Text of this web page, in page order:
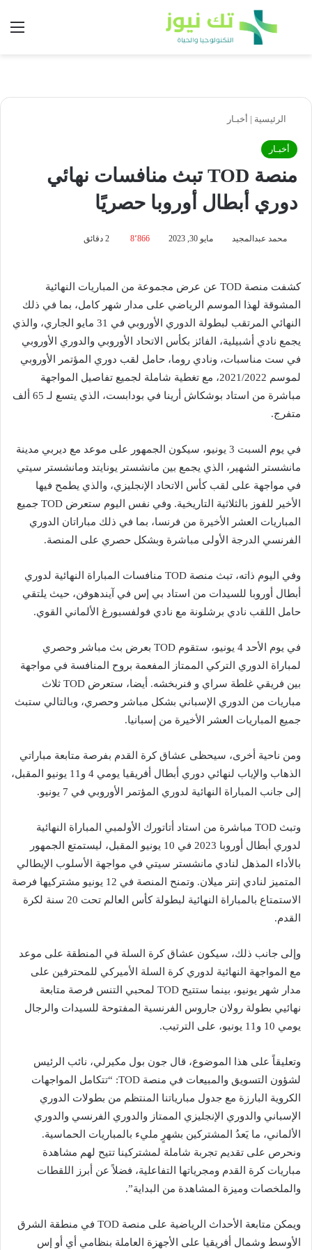
بحث عن
الرئيسية | أخبـار
أخبـار
منصة TOD تبث منافسات نهائي
دوري أبطال أوروبا حصريًا
محمد عبدالمجيد مايو 30, 2023 8٬866
كشفت منصة TOD عن عرض مجموعة من المباريات النهائية
المشوقة لهذا الموسم الرياضي على مدار شهر كامل، بما في ذلك
النهائي المرتقب لبطولة الدوري الأوروبي في 31 مايو الجاري، والذي
يجمع نادي أشبيلية، الفائز بكأس الاتحاد الأوروبي والدوري الأوروبي
في ست مناسبات، ونادي روما، حامل لقب دوري المؤتمر الأوروبي
لموسم 2021/2022، مع تغطية شاملة لجميع تفاصيل المواجهة
مباشرة من استاد بوشكاش أرينا في بودابست، الذي يتسع لـ 65 ألف
متفرج.
في يوم السبت 3 يونيو، سيكون الجمهور على موعد مع ديربي مدينة
مانشستر الشهير، الذي يجمع بين مانشستر يونايتد ومانشستر سيتي
في مواجهة على لقب كأس الاتحاد الإنجليزي، والذي يطمح فيها
الأخير للفوز بالثلاثية التاريخية. وفي نفس اليوم ستعرض TOD جميع
المباريات العشر الأخيرة من فرنسا، بما في ذلك مباراتان الدوري
الفرنسي الدرجة الأولى مباشرة وبشكل حصري على المنصة.
وفي اليوم ذاته، تبث منصة TOD منافسات المباراة النهائية لدوري
أبطال أوروبا للسيدات من استاد بي إس في آيندهوفن، حيث يلتقي
حامل اللقب نادي برشلونة مع نادي فولفسبورغ الألماني القوي.
في يوم الأحد 4 يونيو، ستقوم TOD بعرض بث مباشر وحصري
لمباراة الدوري التركي الممتاز المفعمة بروح المنافسة في مواجهة
بين فريقي غلطة سراي و فنربخشه. أيضا، ستعرض TOD ثلاث
مباريات من الدوري الإسباني بشكل مباشر وحصري، وبالتالي ستبث
جميع المباريات العشر الأخيرة من إسبانيا.
ومن ناحية أخرى، سيحظى عشاق كرة القدم بفرصة متابعة مباراتي
الذهاب والإياب لنهائي دوري أبطال أفريقيا يومي 4 و11 يونيو المقبل،
إلى جانب المباراة النهائية لدوري المؤتمر الأوروبي في 7 يونيو.
وتبث TOD مباشرة من استاد أتاتورك الأولمبي المباراة النهائية
لدوري أبطال أوروبا 2023 في 10 يونيو المقبل، ليستمتع الجمهور
بالأداء المذهل لنادي مانشستر سيتي في مواجهة الأسلوب الإيطالي
المتميز لنادي إنتر ميلان. وتمنح المنصة في 12 يونيو مشتركيها فرصة
الاستمتاع بالمباراة النهائية لبطولة كأس العالم تحت 20 سنة لكرة
القدم.
وإلى جانب ذلك، سيكون عشاق كرة السلة في المنطقة على موعد
مع المواجهة النهائية لدوري كرة السلة الأميركي للمحترفين على
مدار شهر يونيو، بينما ستتيح TOD لمحبي التنس فرصة متابعة
نهائيي بطولة رولان جاروس الفرنسية المفتوحة للسيدات والرجال
يومي 10 و11 يونيو، على الترتيب.
وتعليقاً على هذا الموضوع، قال جون بول مكيرلي، نائب الرئيس
لشؤون التسويق والمبيعات في منصة TOD: “تتكامل المواجهات
الكروية البارزة مع جدول مبارياتنا المنتظم من بطولات الدوري
الإسباني والدوري الإنجليزي الممتاز والدوري الفرنسي والدوري
الألماني، ما يَعدُ المشتركين بشهرٍ مليء بالمباريات الحماسية.
ونحرص على تقديم تجربة شاملة لمشتركينا تتيح لهم مشاهدة
مباريات كرة القدم ومجرياتها التفاعلية، فضلاً عن أبرز اللقطات
والملخصات وميزة المشاهدة من البداية”.
ويمكن متابعة الأحداث الرياضية على منصة TOD في منطقة الشرق
الأوسط وشمال أفريقيا على الأجهزة العاملة بنظامي أي أو إس